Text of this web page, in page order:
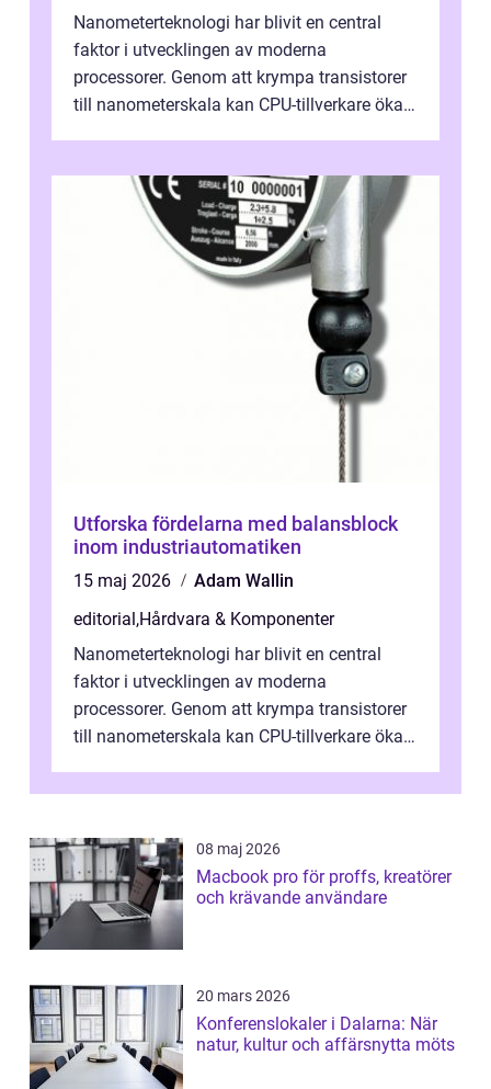
Nanometerteknologi har blivit en central
faktor i utvecklingen av moderna
processorer. Genom att krympa transistorer
till nanometerskala kan CPU-tillverkare öka
Utforska fördelarna med balansblock
inom industriautomatiken
15 maj 2026
Adam Wallin
editorial ,Hårdvara & Komponenter
Nanometerteknologi har blivit en central
faktor i utvecklingen av moderna
processorer. Genom att krympa transistorer
till nanometerskala kan CPU-tillverkare öka
08 maj 2026
Macbook pro för proffs, kreatörer
och krävande användare
20 mars 2026
Konferenslokaler i Dalarna: När
natur, kultur och affärsnytta möts